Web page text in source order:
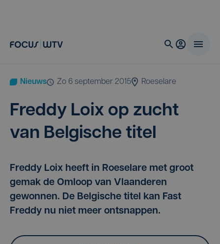
Nieuws zo 6 september 2015 Roeselare
Fred­dy Loix op zucht
van Bel­gi­sche titel
Freddy Loix heeft in Roeselare met groot
gemak de Omloop van Vlaanderen
gewonnen. De Belgische titel kan Fast
Freddy nu niet meer ontsnappen.